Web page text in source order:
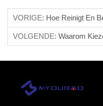
VORIGE: Hoe Reinigt En
VOLGENDE: Waarom Kiezen